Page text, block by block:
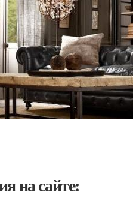
на сайте: